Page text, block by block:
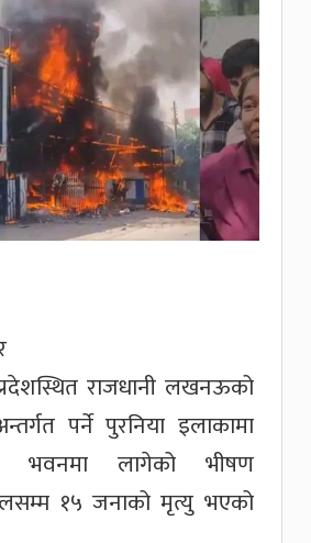
राजधानी लखनऊको
पर्ने पुरनिया इलाकामा
भवनमा लागेको भीषण
१५ जनाको मृत्यु भएको